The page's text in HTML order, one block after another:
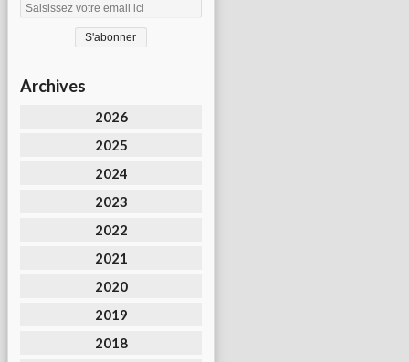
Archives
2026
2025
2024
2023
2022
2021
2020
2019
2018